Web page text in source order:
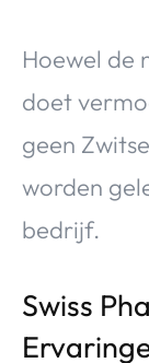
Hoewel de
doet
geen
worden
bedrijf.
Swiss